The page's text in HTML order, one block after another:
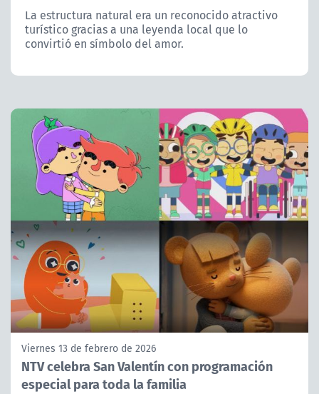
CANAL DE DENUNCIAS
La estructura natural era un reconocido atractivo
turístico gracias a una leyenda local que lo
convirtió en símbolo del amor.
Viernes 13 de febrero de 2026
NTV celebra San Valentín con programación
especial para toda la familia